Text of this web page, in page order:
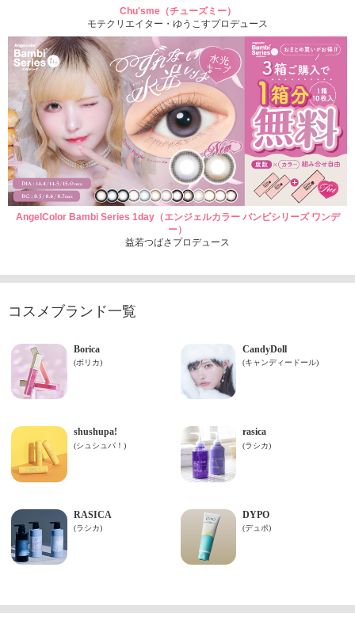
Chu'sme（チューズミー）
モテクリエイター・ゆうこすプロデュース
AngelColor Bambi Series 1day（エンジェルカラー バンビシリーズ ワンデ
ー）
益若つばさプロデュース
コスメブランド一覧